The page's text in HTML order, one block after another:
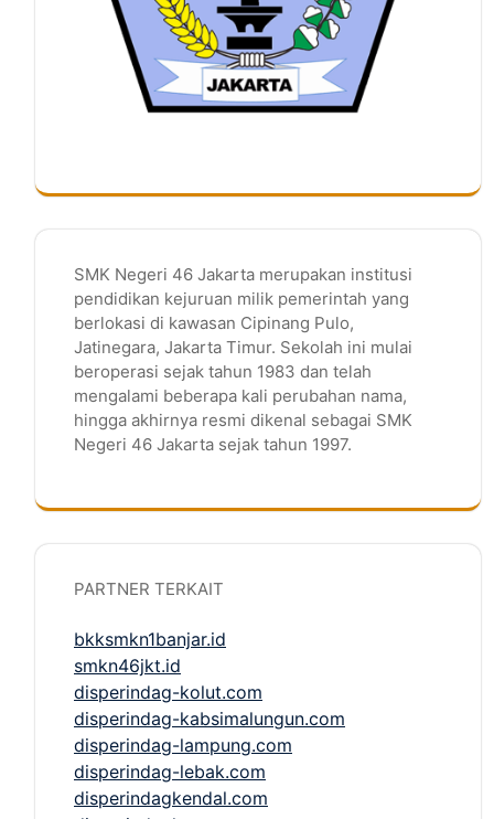
SMK Negeri 46 Jakarta merupakan institusi
pendidikan kejuruan milik pemerintah yang
berlokasi di kawasan Cipinang Pulo,
Jatinegara, Jakarta Timur. Sekolah ini mulai
beroperasi sejak tahun 1983 dan telah
mengalami beberapa kali perubahan nama,
hingga akhirnya resmi dikenal sebagai SMK
Negeri 46 Jakarta sejak tahun 1997.
PARTNER TERKAIT
bkksmkn1banjar.id
smkn46jkt.id
disperindag-kolut.com
disperindag-kabsimalungun.com
disperindag-lampung.com
disperindag-lebak.com
disperindagkendal.com